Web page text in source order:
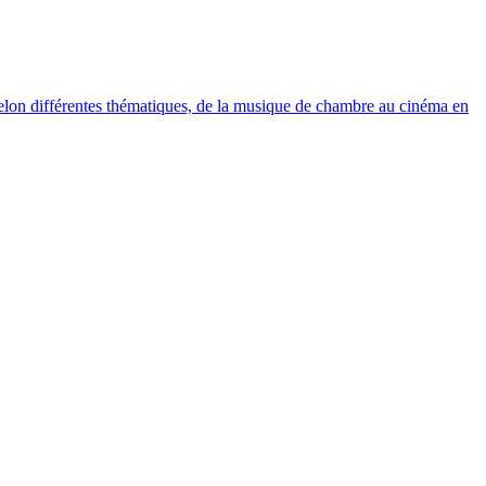
différentes thématiques, de la musique de chambre au cinéma en